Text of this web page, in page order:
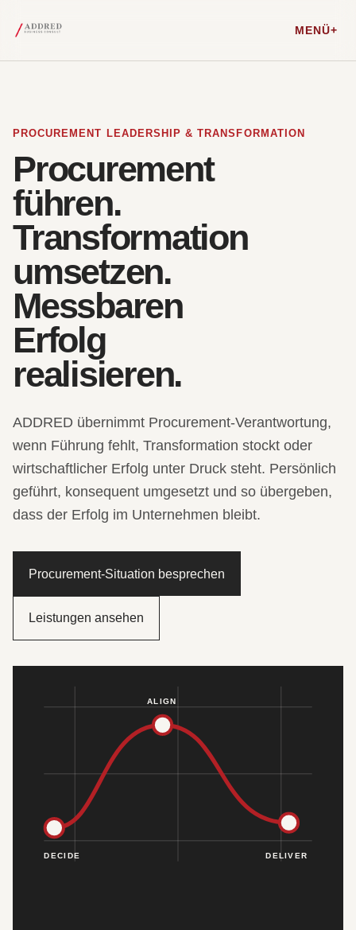
MENÜ
PROCUREMENT LEADERSHIP & TRANSFORMATION
Procurement
führen.
Transformation
umsetzen.
Messbaren
Erfolg
realisieren.
ADDRED übernimmt Procurement-Verantwortung,
wenn Führung fehlt, Transformation stockt oder
wirtschaftlicher Erfolg unter Druck steht. Persönlich
geführt, konsequent umgesetzt und so übergeben,
dass der Erfolg im Unternehmen bleibt.
Procurement-Situation besprechen
Leistungen ansehen